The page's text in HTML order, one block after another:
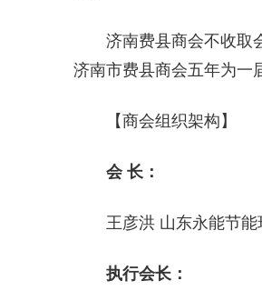
济南费县商会不收取
济南市费县商会五年为一
【商会组织架构】
会 长：
王彦洪 山东永能节能
执行会长：